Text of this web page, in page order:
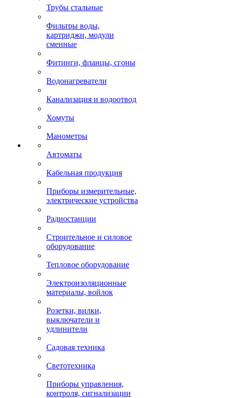
Трубы стальные
Фильтры воды,
картриджи, модули
сменные
Фитинги, фланцы, сгоны
Водонагреватели
Канализация и водоотвод
Хомуты
Манометры
Автоматы
Кабельная продукция
Приборы измерительные,
электрические устройства
Радиостанции
Строительное и силовое
оборудование
Тепловое оборудование
Электроизоляционные
материалы, войлок
Розетки, вилки,
выключатели и
удлинители
Садовая техника
Светотехника
Приборы управления,
контроля, сигнализации